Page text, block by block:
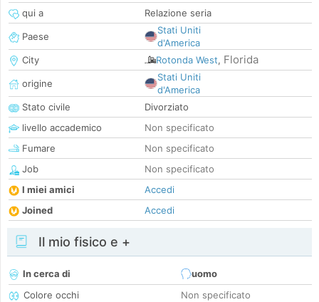
qui a
Relazione seria
Paese
Stati Uniti
d'America
City
Rotonda West, Florida
origine
Stati Uniti
d'America
Stato civile
Divorziato
livello accademico
Non specificato
Fumare
Non specificato
Job
Non specificato
I miei amici
Accedi
Joined
Accedi
Il mio fisico e +
In cerca di
uomo
Colore occhi
Non specificato